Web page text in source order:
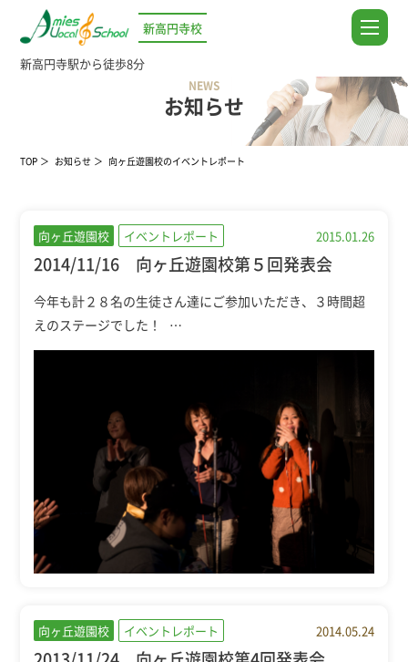
新高円寺校
新高円寺駅から徒歩8分
NEWS
お知らせ
TOP お知らせ 向ヶ丘遊園校のイベントレポート
向ヶ丘遊園校 イベントレポート 2015.01.26
2014/11/16 向ヶ丘遊園校第５回発表会
今年も計２８名の生徒さん達にご参加いただき、３時間超
えのステージでした！ …
向ヶ丘遊園校 イベントレポート 2014.05.24